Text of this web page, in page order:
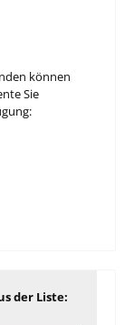
können
Sie
der Liste: